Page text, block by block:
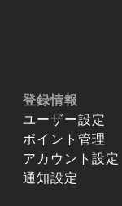
登録情報
ユーザー設定
ポイント管理
アカウント設定
通知設定